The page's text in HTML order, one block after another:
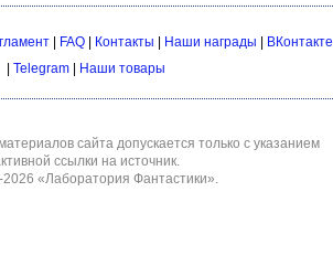
| FAQ| Контакты Наши награды
ВКонтакте
Telegram Наши товары
сайта допускается только с указанием
ссылки на источник.
«Лаборатория Фантастики».